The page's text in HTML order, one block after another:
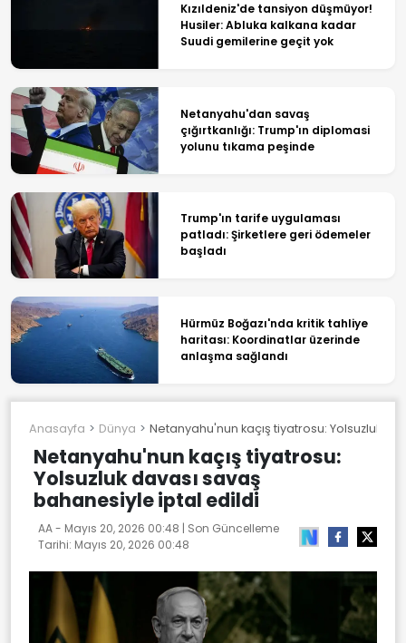
Kızıldeniz'de tansiyon düşmüyor!
Husiler: Abluka kalkana kadar
Suudi gemilerine geçit yok
Netanyahu'dan savaş
çığırtkanlığı: Trump'ın diplomasi
yolunu tıkama peşinde
Trump'ın tarife uygulaması
patladı: Şirketlere geri ödemeler
başladı
Hürmüz Boğazı'nda kritik tahliye
haritası: Koordinatlar üzerinde
anlaşma sağlandı
Anasayfa Dünya Netanyahu'nun kaçış tiyatrosu: Yolsuzluk
Netanyahu'nun kaçış tiyatrosu:
Yolsuzluk davası savaş
bahanesiyle iptal edildi
AA - Mayıs 20, 2026 00:48 | Son Güncelleme
Tarihi: Mayıs 20, 2026 00:48